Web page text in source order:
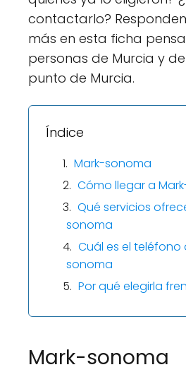
contactarlo?
más en esta ficha
personas de Murcia y
punto de Murcia.
Índice
Mark-sonoma
Cómo llegar a
Qué servicios
sonoma
Cuál es el teléfono
sonoma
Por qué elegirla
Mark-sonoma